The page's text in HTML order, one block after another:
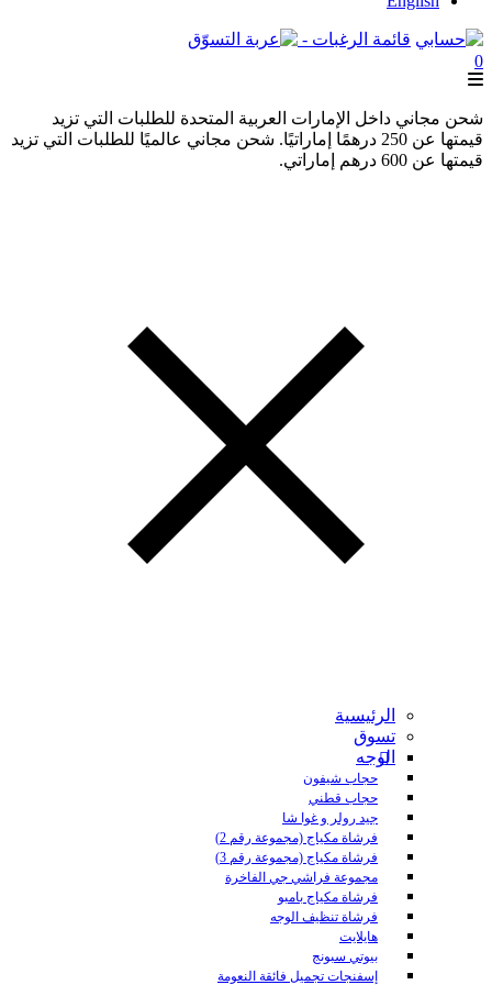
قائمة الرغبات -
0
شحن مجاني داخل الإمارات العربية المتحدة للطلبات التي تزيد
قيمتها عن 250 درهمًا إماراتيًا. شحن مجاني عالميًا للطلبات التي تزيد
قيمتها عن 600 درهم إماراتي.
الرئيسية
تسوق
الوجه
حجاب شيفون
حجاب قطني
جيد رولر و غوا شا
فرشاة مكياج (مجموعة رقم 2)
فرشاة مكياج (مجموعة رقم 3)
مجموعة فراشي جي الفاخرة
فرشاة مكياج بامبو
فرشاة تنظيف الوجه
هايلايت
بيوتي سبونج
إسفنجات تجميل فائقة النعومة